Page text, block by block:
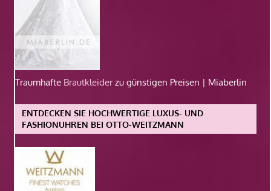
Traumhafte Brautkleiderzu günstigen Preisen | Miaberlin
ENTDECKEN SIE HOCHWERTIGE LUXUS- UND
FASHIONUHREN BEI OTTO-WEITZMANN